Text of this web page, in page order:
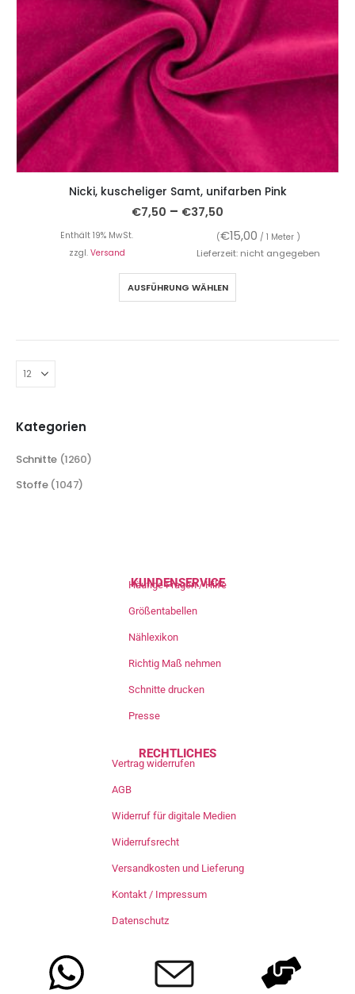
Nicki, kuscheliger Samt, unifarben Pink
€7,50 – €37,50
Enthält 19% MwSt. (€15,00 / 1 Meter )
zzgl. Versand Lieferzeit: nicht angegeben
AUSFÜHRUNG WÄHLEN
Kategorien
Schnitte (1260)
Stoffe (1047)
KUNDENSERVICE
Häufige Fragen / Hilfe
Größentabellen
Nählexikon
Richtig Maß nehmen
Schnitte drucken
Presse
RECHTLICHES
Vertrag widerrufen
AGB
Widerruf für digitale Medien
Widerrufsrecht
Versandkosten und Lieferung
Kontakt / Impressum
Datenschutz